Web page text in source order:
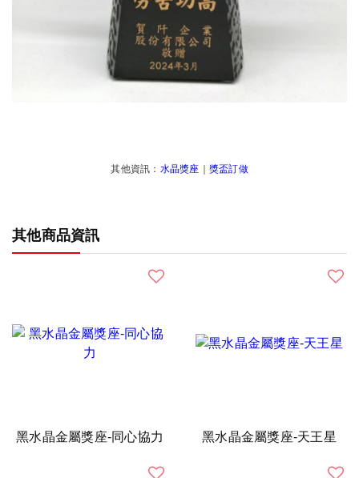
其他資訊： 水晶獎座 獎盃訂做
其他商品資訊
黑水晶金屬獎座-同心協力 黑水晶金屬獎座-天王星